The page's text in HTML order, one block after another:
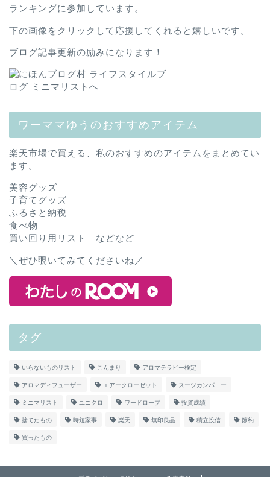
ランキングに参加しています。
下の画像をクリックして応援してくれると嬉しいです。
ブログ記事更新の励みになります！
ワーママゆうのおすすめアイテム
楽天市場で買える、私のおすすめのアイテムをまとめてい
ます。
美容グッズ
子育てグッズ
ふるさと納税
食べ物
買い回り用リスト などなど
＼ぜひ覗いてみてくださいね／
タグ
いらないものリスト こんまり アロマテラピー検定
アロマディフューザー エアークローゼット スーツカンパニー
ミニマリスト ユニクロ ワードローブ 投資成績
捨てたもの 時短家事 楽天 無印良品 積立投信 節約
買ったもの